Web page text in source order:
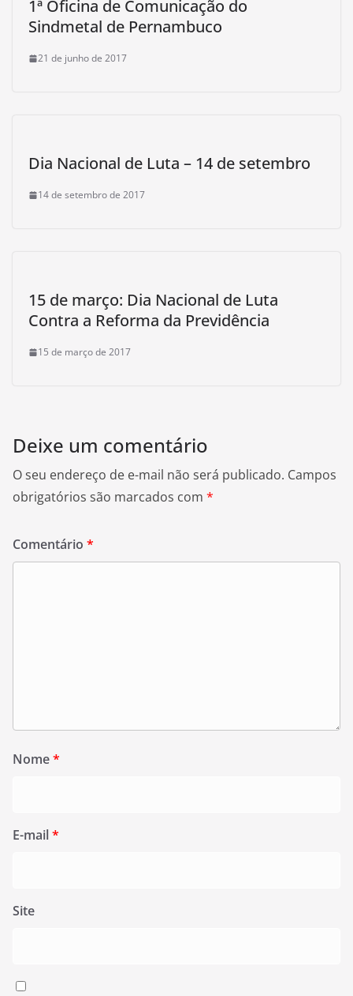
1ª Oficina de Comunicação do
Sindmetal de Pernambuco
21 de junho de 2017
Dia Nacional de Luta – 14 de setembro
14 de setembro de 2017
15 de março: Dia Nacional de Luta
Contra a Reforma da Previdência
15 de março de 2017
Deixe um comentário
O seu endereço de e-mail não será publicado. Campos
obrigatórios são marcados com *
Comentário *
Nome*
E-mail*
Site